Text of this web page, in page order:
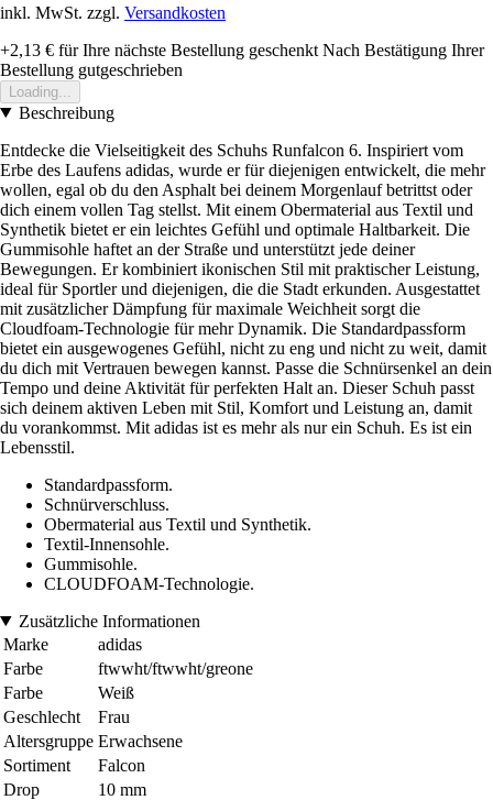
inkl. MwSt. zzgl. Versandkosten
+2,13 € für Ihre nächste Bestellung geschenkt Nach Bestätigung Ihrer
Bestellung gutgeschrieben
Loading...
Beschreibung
Entdecke die Vielseitigkeit des Schuhs Runfalcon 6. Inspiriert vom
Erbe des Laufens adidas, wurde er für diejenigen entwickelt, die mehr
wollen, egal ob du den Asphalt bei deinem Morgenlauf betrittst oder
dich einem vollen Tag stellst. Mit einem Obermaterial aus Textil und
Synthetik bietet er ein leichtes Gefühl und optimale Haltbarkeit. Die
Gummisohle haftet an der Straße und unterstützt jede deiner
Bewegungen. Er kombiniert ikonischen Stil mit praktischer Leistung,
ideal für Sportler und diejenigen, die die Stadt erkunden. Ausgestattet
mit zusätzlicher Dämpfung für maximale Weichheit sorgt die
Cloudfoam-Technologie für mehr Dynamik. Die Standardpassform
bietet ein ausgewogenes Gefühl, nicht zu eng und nicht zu weit, damit
du dich mit Vertrauen bewegen kannst. Passe die Schnürsenkel an dein
Tempo und deine Aktivität für perfekten Halt an. Dieser Schuh passt
sich deinem aktiven Leben mit Stil, Komfort und Leistung an, damit
du vorankommst. Mit adidas ist es mehr als nur ein Schuh. Es ist ein
Lebensstil.
Standardpassform.
Schnürverschluss.
Obermaterial aus Textil und Synthetik.
Textil-Innensohle.
Gummisohle.
CLOUDFOAM-Technologie.
Zusätzliche Informationen
Marke
adidas
Farbe
ftwwht/ftwwht/greone
Farbe
Weiß
Geschlecht
Frau
Altersgruppe Erwachsene
Sortiment
Falcon
Drop
10 mm